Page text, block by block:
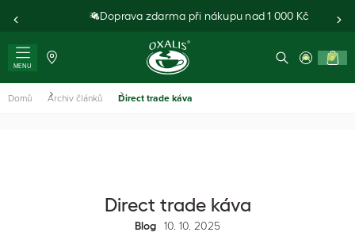
Doprava zdarma při nákupu nad 1 000 Kč
MENU
0
Domů Archiv článků Direct trade káva
Direct trade káva
Blog 10. 10. 2025